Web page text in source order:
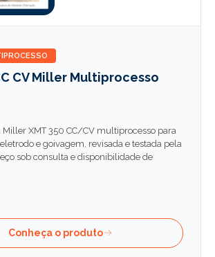
CV Miller Multiprocesso
Miller XMT 350 CC/CV multiprocesso para
e goivagem, revisada e testada pela
sob consulta e disponibilidade de
Conheça o produto